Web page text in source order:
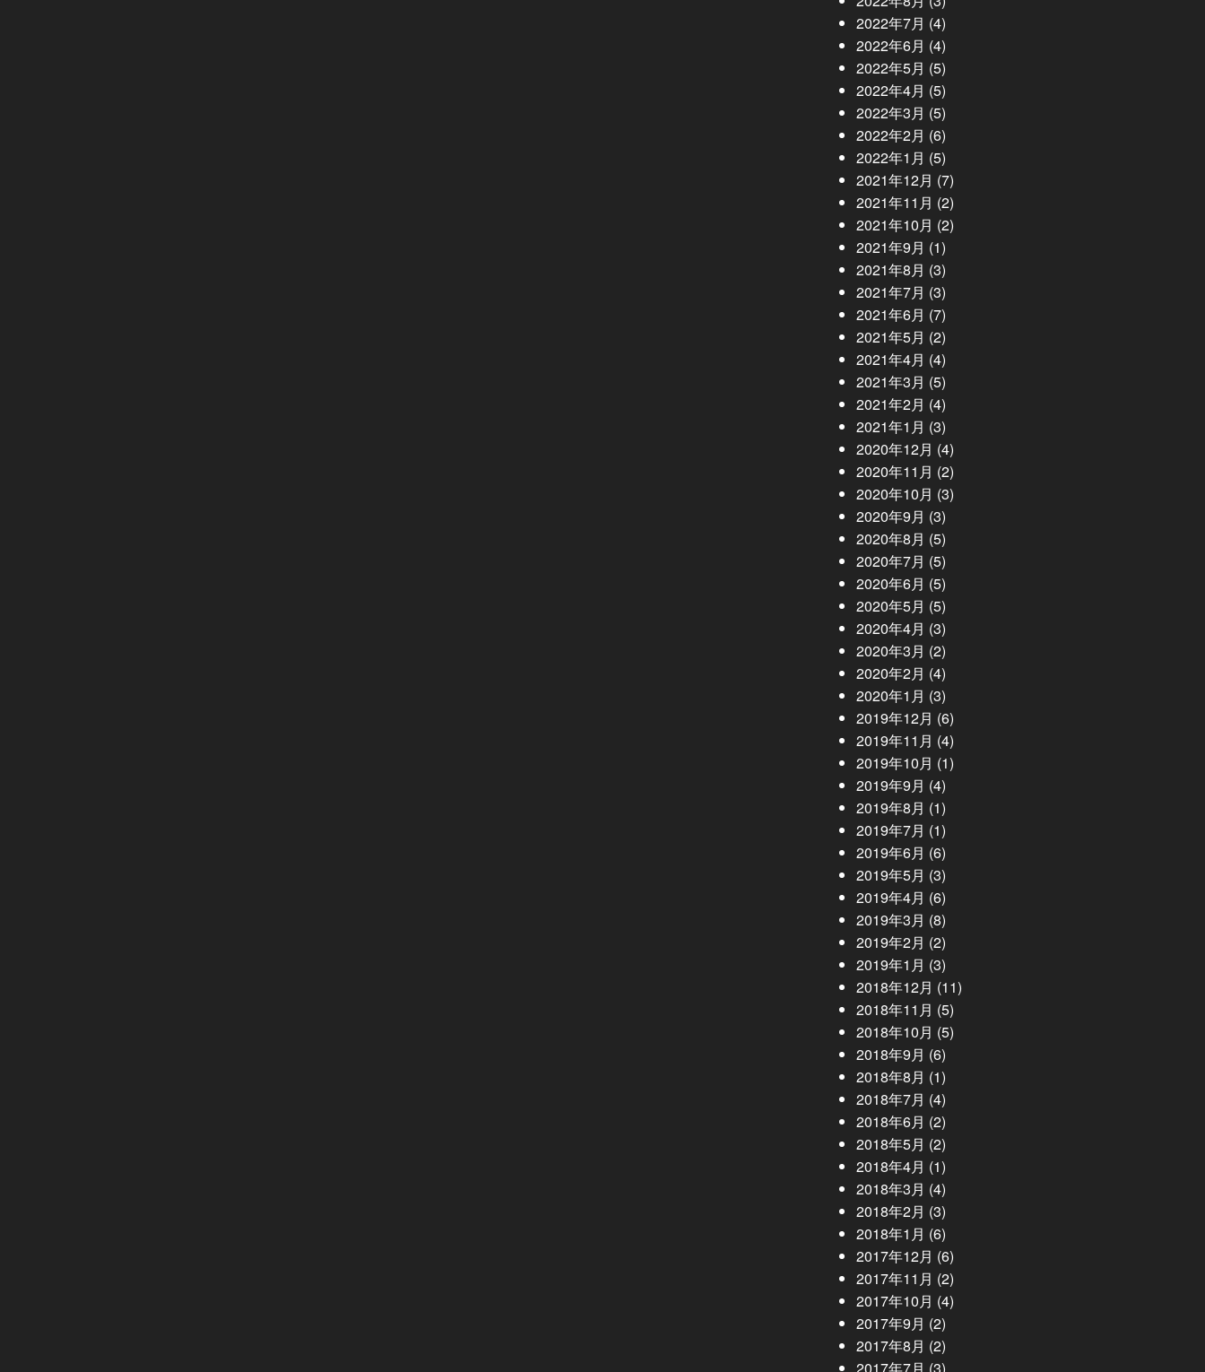
2022年7月 (4)
2022年6月 (4)
2022年5月 (5)
2022年4月 (5)
2022年3月 (5)
2022年2月 (6)
2022年1月 (5)
2021年12月 (7)
2021年11月 (2)
2021年10月 (2)
2021年9月 (1)
2021年8月 (3)
2021年7月 (3)
2021年6月 (7)
2021年5月 (2)
2021年4月 (4)
2021年3月 (5)
2021年2月 (4)
2021年1月 (3)
2020年12月 (4)
2020年11月 (2)
2020年10月 (3)
2020年9月 (3)
2020年8月 (5)
2020年7月 (5)
2020年6月 (5)
2020年5月 (5)
2020年4月 (3)
2020年3月 (2)
2020年2月 (4)
2020年1月 (3)
2019年12月 (6)
2019年11月 (4)
2019年10月 (1)
2019年9月 (4)
2019年8月 (1)
2019年7月 (1)
2019年6月 (6)
2019年5月 (3)
2019年4月 (6)
2019年3月 (8)
2019年2月 (2)
2019年1月 (3)
2018年12月 (11)
2018年11月 (5)
2018年10月 (5)
2018年9月 (6)
2018年8月 (1)
2018年7月 (4)
2018年6月 (2)
2018年5月 (2)
2018年4月 (1)
2018年3月 (4)
2018年2月 (3)
2018年1月 (6)
2017年12月 (6)
2017年11月 (2)
2017年10月 (4)
2017年9月 (2)
2017年8月 (2)